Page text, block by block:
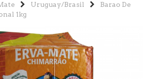
Uruguay/Brasil
Barao De
1kg